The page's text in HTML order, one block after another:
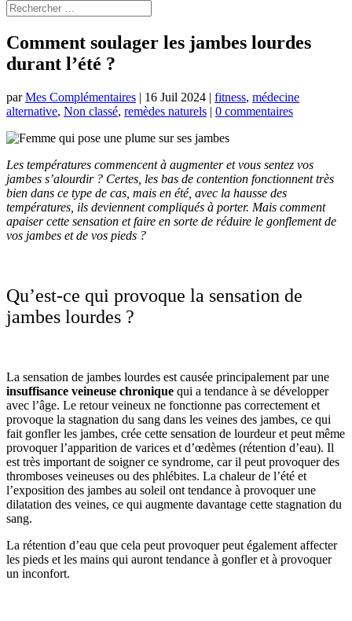
Comment soulager les jambes lourdes
durant l’été ?
parMes Complémentaires | 16 Juil 2024 | fitness, médecine
alternative, Non classé, remèdes naturels | 0 commentaires
Les températures commencent à augmenter et vous sentez vos
jambes s’alourdir ? Certes, les bas de contention fonctionnent très
bien dans ce type de cas, mais en été, avec la hausse des
températures, ils deviennent compliqués à porter. Mais comment
apaiser cette sensation et faire en sorte de réduire le gonflement de
vos jambes et de vos pieds ?
Qu’est-ce qui provoque la sensation de
jambes lourdes ?
La sensation de jambes lourdes est causée principalement par une
insuffisance veineuse chronique qui a tendance à se développer
avec l’âge. Le retour veineux ne fonctionne pas correctement et
provoque la stagnation du sang dans les veines des jambes, ce qui
fait gonfler les jambes, crée cette sensation de lourdeur et peut même
provoquer l’apparition de varices et d’œdèmes (rétention d’eau). Il
est très important de soigner ce syndrome, car il peut provoquer des
thromboses veineuses ou des phlébites. La chaleur de l’été et
l’exposition des jambes au soleil ont tendance à provoquer une
dilatation des veines, ce qui augmente davantage cette stagnation du
sang.
La rétention d’eau que cela peut provoquer peut également affecter
les pieds et les mains qui auront tendance à gonfler et à provoquer
un inconfort.